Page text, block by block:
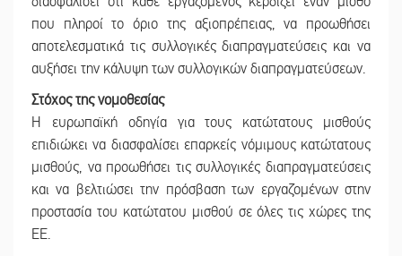
που πληροί το όριο της αξιοπρέπειας, να προωθήσει
αποτελεσματικά τις συλλογικές διαπραγματεύσεις και να
αυξήσει την κάλυψη των συλλογικών διαπραγματεύσεων.
Στόχος της νομοθεσίας
Η ευρωπαϊκή οδηγία για τους κατώτατους μισθούς
επιδιώκει να διασφαλίσει επαρκείς νόμιμους κατώτατους
μισθούς, να προωθήσει τις συλλογικές διαπραγματεύσεις
και να βελτιώσει την πρόσβαση των εργαζομένων στην
προστασία του κατώτατου μισθού σε όλες τις χώρες της
ΕΕ.